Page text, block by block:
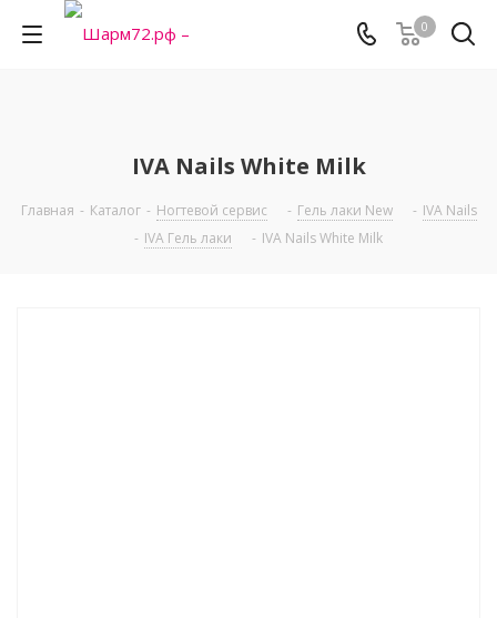
0
IVA Nails White Milk
Главная - Каталог - Ногтевой сервис - Гель лаки New - IVA Nails
- IVA Гель лаки - IVA Nails White Milk